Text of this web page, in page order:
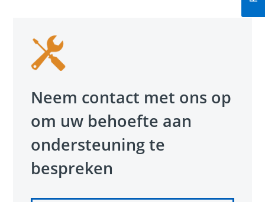
Neem contact met ons op
om uw behoefte aan
ondersteuning te
bespreken